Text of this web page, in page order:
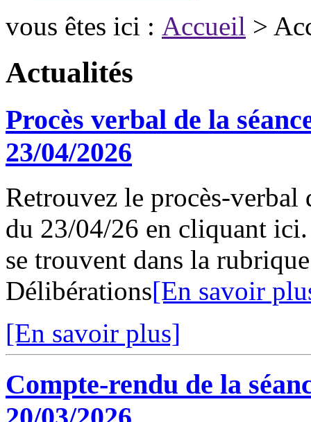
vous êtes ici : Accueil >
Actualités
Procès verbal de la
23/04/2026
Retrouvez le procès-verbal
du 23/04/26 en cliquant ici.
se trouvent dans la
Délibérations[En savoir
[En savoir plus]
Compte-rendu de la